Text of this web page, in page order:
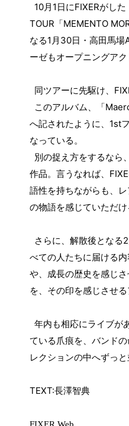
10月 1 日にFIXERがした
TOUR 「MEMENTO
なる1 月 30日・高田馬場
ーゼもオープニングアク
同ツアーに先駆け、
このアルバム、「
へ記されたように、 1st
なっている。
別の捉え方をするなら、
作品。言うなれば、
語性を持ちながらも、
の物語を感じていただけ
さらに、解散後となる2
べての人たちに届ける
や、成長の歴史を感じさ
を、その印を感じさせる
年内も相応にライブが
ている爪痕を、バンド
レクションの中へずっ
TEXT:長澤智典